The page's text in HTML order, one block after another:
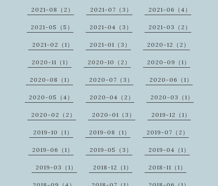
2021-08（2） 2021-07（3） 2021-06（4）
2021-05（5） 2021-04（3） 2021-03（2）
2021-02（1） 2021-01（3） 2020-12（2）
2020-11（1） 2020-10（2） 2020-09（1）
2020-08（1） 2020-07（3） 2020-06（1）
2020-05（4） 2020-04（2） 2020-03（1）
2020-02（2） 2020-01（3） 2019-12（1）
2019-10（1） 2019-08（1） 2019-07（2）
2019-06（1） 2019-05（3） 2019-04（1）
2019-03（1） 2018-12（1） 2018-11（1）